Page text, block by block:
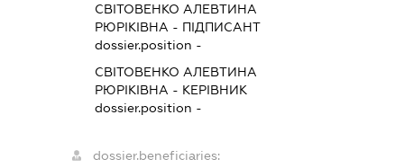
СВІТОВЕНКО АЛЕВТИНА
РЮРІКІВНА - ПІДПИСАНТ
dossier.position -
СВІТОВЕНКО АЛЕВТИНА
РЮРІКІВНА - КЕРІВНИК
dossier.position -
dossier.beneficiaries: